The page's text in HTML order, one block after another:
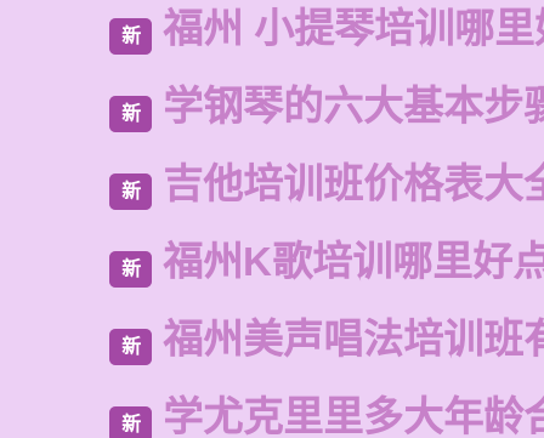
新 福州 小提琴培训哪
新 学钢琴的六大基本步
新 吉他培训班价格表大
新 福州K歌培训哪里好
新 福州美声唱法培训班
新 学尤克里里多大年龄